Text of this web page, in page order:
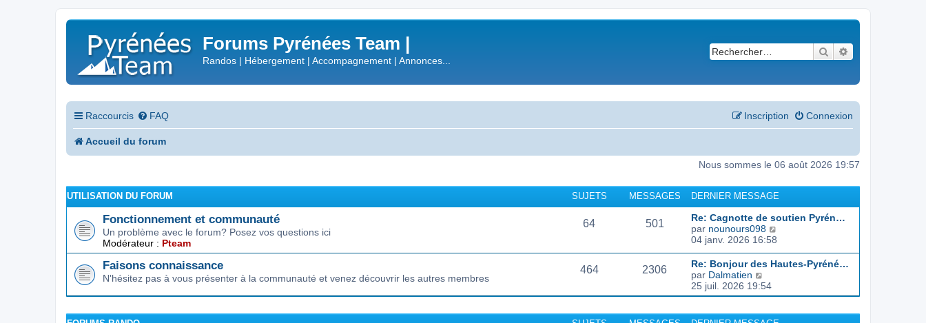
Forums Pyrénées Team |
Randos | Hébergement | Accompagnement | Annonces...
Rechercher
Raccourcis FAQ Connexion
Inscription
Accueil du forum
Nous sommes le 06 août 2026 19:57
UTILISATION DU FORUM SUJETS MESSAGES DERNIER MESSAGE
Fonctionnement et communauté
Un problème avec le forum? Posez vos questions ici
Modérateur : Pteam
64 501
Re: Cagnotte de soutien Pyrén…
par nounours098
s
t
r
04 janv. 2026 16:58
Faisons connaissance
N'hésitez pas à vous présenter à la communauté et venez découvrir les autres membres
464 2306
Re: Bonjour des Hautes-Pyréné…
par Dalmatien
o
n
u
25 juil. 2026 19:54